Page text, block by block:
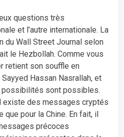
questions très
et l’autre internationale. La
du Wall Street Journal selon
le Hezbollah. Comme vous
retient son souffle en
Hassan Nasrallah, et
possibilités sont possibles.
existe des messages cryptés
que pour la Chine. En fait, il
précoces